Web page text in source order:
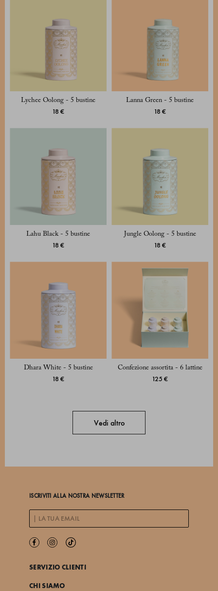
Lychee Oolong - 5 bustine
18 €
Lanna Green - 5 bustine
18 €
Lahu Black - 5 bustine
18 €
Jungle Oolong - 5 bustine
18 €
Dhara White - 5 bustine
18 €
Confezione assortita - 6 lattine
125 €
Vedi altro
ISCRIVITI ALLA NOSTRA NEWSLETTER
SERVIZIO CLIENTI
CHI SIAMO